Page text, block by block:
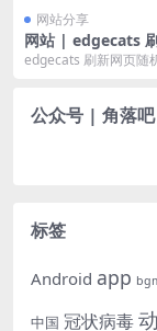
网站分享
网站 | edgecats 刷新网页随
机更换 GIF 猫猫图
edgecats 刷新网页随
公众号 | 角落吧
标签
Android app
中国 冠状病毒